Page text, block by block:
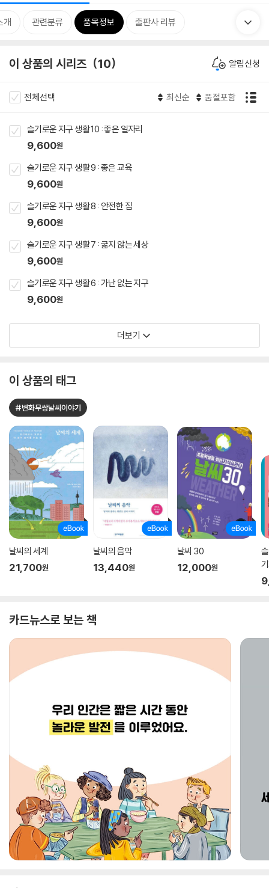
개 관련분류 품목정보 출판사 리뷰
이 상품의 시리즈 10 알림신청
전체선택 최신순 품절포함
슬기로운 지구 생활 10 : 좋은 일자리
9,600원
슬기로운 지구 생활 9 : 좋은 교육
9,600원
슬기로운 지구 생활 8 : 안전한 집
9,600원
슬기로운 지구 생활 7 : 굶지 않는 세상
9,600원
슬기로운 지구 생활 6 : 가난 없는 지구
9,600원
더보기
이 상품의 태그
#변화무쌍날씨이야기
날씨의 세계
21,700원
날씨의 음악
13,440원
날씨 30
12,000원
카드뉴스로 보는 책